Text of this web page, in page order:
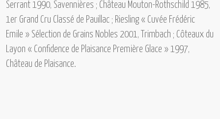
Serrant 1990, Savennières ; Château Mouton-Rothschild 1985,
1er Grand Cru Classé de Pauillac ; Riesling « Cuvée Frédéric
Emile » Sélection de Grains Nobles 2001, Trimbach ; Côteaux du
Layon « Confidence de Plaisance Première Glace » 1997,
Château de Plaisance.